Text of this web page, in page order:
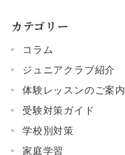
カテゴリー
コラム
ジュニアクラブ紹介
体験レッスンのご案内
受験対策ガイド
学校別対策
家庭学習